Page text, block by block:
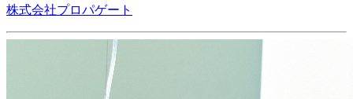
株式会社プロパゲート